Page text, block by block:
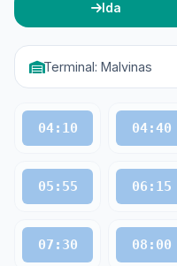
Ida
Terminal: Malvinas
04:10 04:40
05:55 06:15
07:30 08:00